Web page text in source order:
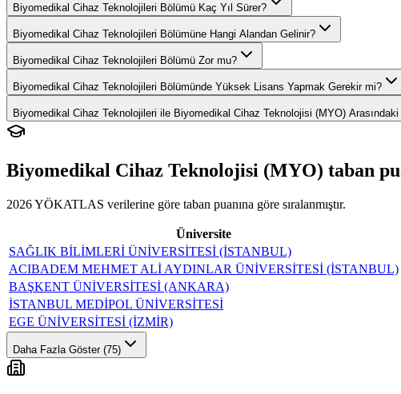
Biyomedikal Cihaz Teknolojileri Bölümü Kaç Yıl Sürer?
Biyomedikal Cihaz Teknolojileri Bölümüne Hangi Alandan Gelinir?
Biyomedikal Cihaz Teknolojileri Bölümü Zor mu?
Biyomedikal Cihaz Teknolojileri Bölümünde Yüksek Lisans Yapmak Gerekir mi?
Biyomedikal Cihaz Teknolojileri ile Biyomedikal Cihaz Teknolojisi (MYO)
Biyomedikal Cihaz Teknolojisi (MYO) taban
2026 YÖKATLAS verilerine göre taban puanına göre sıralanmıştır.
Üniversite
SAĞLIK BİLİMLERİ ÜNİVERSİTESİ (İSTANBUL)
ACIBADEM MEHMET ALİ AYDINLAR ÜNİVERSİTESİ (İSTANBUL)
BAŞKENT ÜNİVERSİTESİ (ANKARA)
İSTANBUL MEDİPOL ÜNİVERSİTESİ
EGE ÜNİVERSİTESİ (İZMİR)
Daha Fazla Göster (75)